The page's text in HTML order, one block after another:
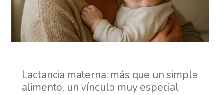
Lactancia materna: más que un simple
alimento, un vínculo muy especial